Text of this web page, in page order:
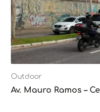
Outdoor
Av. Mauro Ramos –